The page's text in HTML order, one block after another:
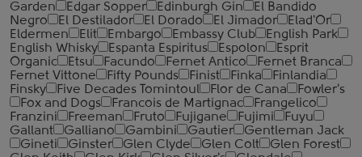
Garden
Edgar Sopper Edinburgh Gin
El Bandido
Negro
El Destilador El Dorado El Jimador
Elad'Or
Eldermen
Elit Embargo Embassy Club
English Park
English Whisky
Espanta Espiritus Espolon
Esprit
Organic
Etsu Facundo Fernet Antico
Fernet Branca
Fernet Vittone
Fifty Pounds Finist Finka
Finlandia
Finsky
Five Decades Tomintoul Flor de Cana
Fowler's
Fox and Dogs
Francois de Martignac
Frangelico
Franzini
Freeman Fruto Fujigane Fujimi
Fuyu
Gallant
Galliano Gambini Gautier
Gentleman Jack
Gineti
Ginster Glen Clyde Glen Colt
Glen Forest